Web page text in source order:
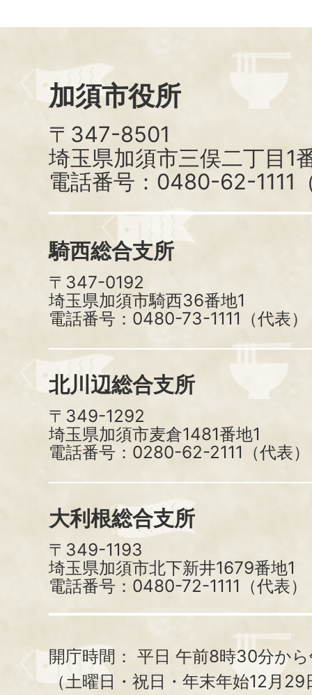
加須市役所
〒347-8501
埼玉県加須市三俣二丁目1
電話番号：0480-62-1111
騎西総合支所
〒347-0192
埼玉県加須市騎西36番地1
電話番号：0480-73-1111（代表）
北川辺総合支所
〒349-1292
埼玉県加須市麦倉1481番地1
電話番号：0280-62-2111（代表）
大利根総合支所
〒349-1193
埼玉県加須市北下新井1679番地1
電話番号：0480-72-1111（代表）
開庁時間： 平日 午前8時30分か
（土曜日・祝日・年末年始12月